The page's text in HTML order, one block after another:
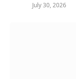
July 30, 2026